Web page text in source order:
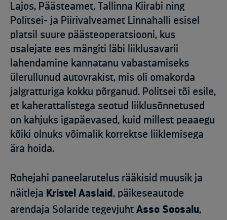
Lajos, Päästeamet, Tallinna Kiirabi ning
Politsei- ja Piirivalveamet Linnahalli esisel
platsil suure päästeoperatsiooni, kus
osalejate ees mängiti läbi liiklusavarii
lahendamine kannatanu vabastamiseks
ülerullunud autovrakist, mis oli omakorda
jalgratturiga kokku põrganud. Politsei tõi esile,
et kaherattalistega seotud liiklusõnnetused
on kahjuks igapäevased, kuid millest peaaegu
kõiki olnuks võimalik korrektse liiklemisega
ära hoida.
Rohejahi paneelarutelus rääkisid muusik ja
näitleja Kristel Aaslaid, päikeseautode
arendaja Solaride tegevjuht Asso Soosalu,